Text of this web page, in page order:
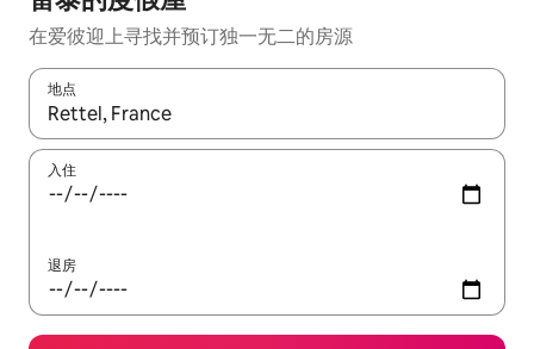
在爱彼迎上寻找并预订独一无二的房源
地点
如有搜索结果，请使用上下方向键查看，或通过点击或滑动手势
入住
退房